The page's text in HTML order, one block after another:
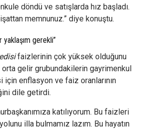
döndü ve satışlarda hız başladı.
memnunuz.” diye konuştu.
yaklaşım gerekli”
faizlerinin çok yüksek olduğunu
orta gelir grubundakilerin gayrimenkul
için enflasyon ve faiz oranlarının
dile getirdi.
katılıyorum. Bu faizleri
illa bulmamız lazım. Bu hayatın